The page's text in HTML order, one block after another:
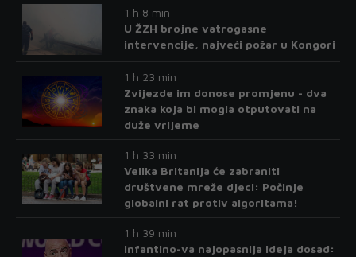
1 h 8 min
U ŽZH brojne vatrogasne
intervencije, najveći požar u Kongori
1 h 23 min
Zvijezde im donose promjenu - dva
znaka koja bi mogla otputovati na
duže vrijeme
1 h 33 min
Velika Britanija će zabraniti
društvene mreže djeci: Počinje
globalni rat protiv algoritama!
1 h 39 min
Infantino-va najopasnija ideja dosad: